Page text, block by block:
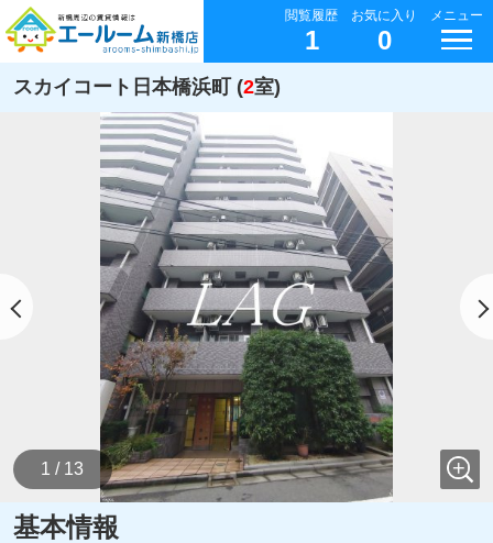
閲覧履歴
1
お気に入り
0
メニュー
スカイコート日本橋浜町 (2室)
1 / 13
基本情報